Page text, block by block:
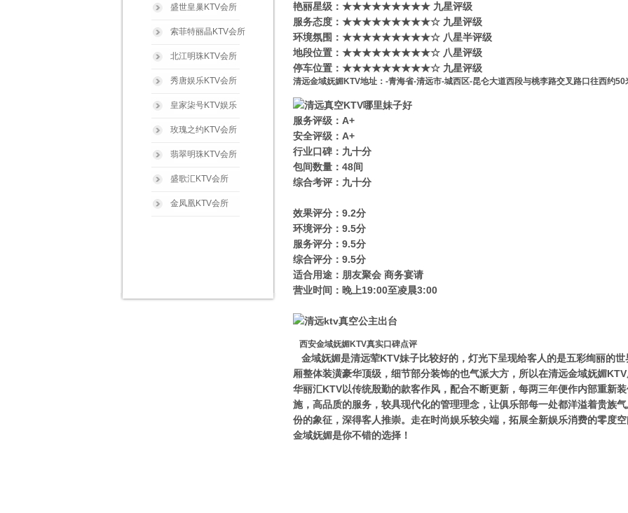
艳丽星级​‌‌：★★★★★★★★★ 九星评级
服务态度：★★★★★★★★★☆ 九星评级
环境氛围：★★★★★★★★★☆ 八星半评级
地段位置：★★★★★★★★★☆ 八星评级
停车位置：★★★★★★★★★☆ 九星评级
清远金域妩媚KTV地址：-青海省-清远市-城西区-昆仑大道西段与桃李路交叉路口往西约50
服务评级：A+
安全评级：A+
行业口碑：九十分
包间数量：48间
综合考评：九十分
效果评分：9.2分
环境评分：9.5分
服务评分：9.5分
综合评分：9.5分
适合用途：朋友聚会 商务宴请
营业时间：晚上19:00至凌晨3:00
西安金域妩媚KTV真实口碑点评
金域妩媚是清远荤KTV妹子比较好的，灯光下呈现给客人的是五彩绚丽的
厢整体装潢豪华顶级，细节部分装饰的也气派大方，所以在清远金域妩媚
华丽汇KTV以传统殷勤的款客作风，配合不断更新，每两三年便作内部重新
施，高品质的服务，较具现代化的管理理念，让俱乐部每一处都洋溢着贵族
份的象征，深得客人推崇。走在时尚娱乐较尖端，拓展全新娱乐消费的零度
金域妩媚是你不错的选择！
盛世皇巢KTV会所
索菲特丽晶KTV会所
北江明珠KTV会所
秀唐娱乐KTV会所
皇家柒号KTV娱乐
玫瑰之约KTV会所
翡翠明珠KTV会所
盛歌汇KTV会所
金凤凰KTV会所